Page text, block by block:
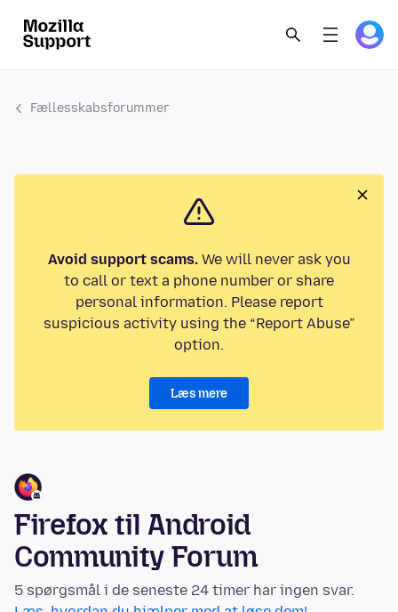
Fællesskabsforummer
Avoid support scams.We will never ask you
to call or text a phone number or share
personal information. Please report
suspicious activity using the “Report Abuse”
option.
Læs mere
Firefox til Android
Community Forum
5 spørgsmål i de seneste 24 timer har ingen svar.